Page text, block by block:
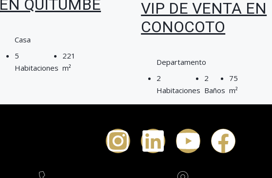
EN QUITUMBE
Casa
5
Habitaciones
221
m²
VIP DE VENTA EN
CONOCOTO
Departamento
2
Habitaciones
2
Baños
75
m²